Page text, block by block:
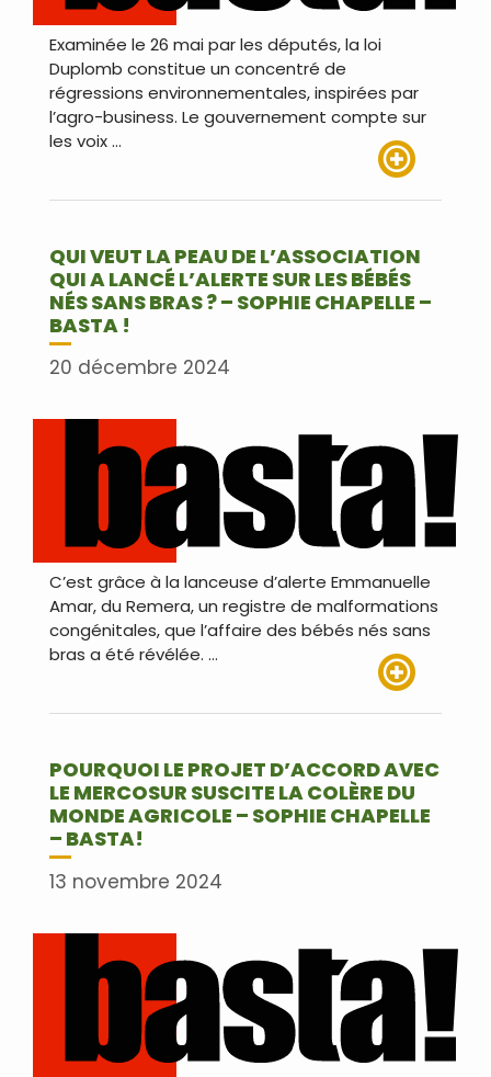
Examinée le 26 mai par les députés, la loi
Duplomb constitue un concentré de
régressions environnementales, inspirées par
l’agro-business. Le gouvernement compte sur
les voix …
QUI VEUT LA PEAU DE L’ASSOCIATION
QUI A LANCÉ L’ALERTE SUR LES BÉBÉS
NÉS SANS BRAS ? – SOPHIE CHAPELLE –
BASTA !
20 décembre 2024
C’est grâce à la lanceuse d’alerte Emmanuelle
Amar, du Remera, un registre de malformations
congénitales, que l’affaire des bébés nés sans
bras a été révélée. …
POURQUOI LE PROJET D’ACCORD AVEC
LE MERCOSUR SUSCITE LA COLÈRE DU
MONDE AGRICOLE – SOPHIE CHAPELLE
– BASTA!
13 novembre 2024